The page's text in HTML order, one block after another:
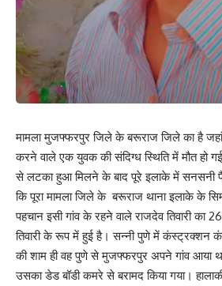
मामला मुजफ्फरपुर जिले के बरूराज जिले का है
करने वाले एक युवक की संदिग्ध स्थिति में मौत
से लटका हुआ मिलने के बाद पूरे इलाके में
कि पूरा मामला जिले के बरूराज थाना इलाके के
पहचान इसी गांव के रहने वाले राजदेव तिवारी का
तिवारी के रूप में हुई है। सन्नी पुणे में कंस्ट्रक्शन
की शाम ही वह पुणे से मुजफ्फरपुर अपने गांव आया
उसका डेड बॉडी कमरे से बरामद किया गया।